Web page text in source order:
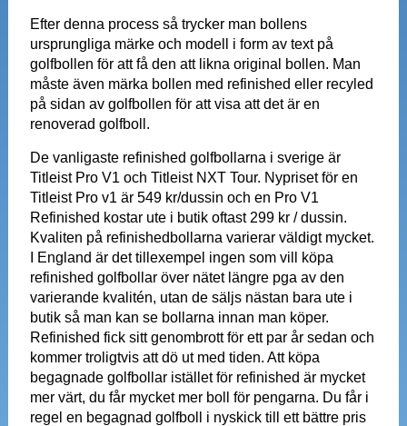
Efter denna process så trycker man bollens
ursprungliga märke och modell i form av text på
golfbollen för att få den att likna original bollen. Man
måste även märka bollen med refinished eller recyled
på sidan av golfbollen för att visa att det är en
renoverad golfboll.
De vanligaste refinished golfbollarna i sverige är
Titleist Pro V1 och Titleist NXT Tour. Nypriset för en
Titleist Pro v1 är 549 kr/dussin och en Pro V1
Refinished kostar ute i butik oftast 299 kr / dussin.
Kvaliten på refinishedbollarna varierar väldigt mycket.
I England är det tillexempel ingen som vill köpa
refinished golfbollar över nätet längre pga av den
varierande kvalitén, utan de säljs nästan bara ute i
butik så man kan se bollarna innan man köper.
Refinished fick sitt genombrott för ett par år sedan och
kommer troligtvis att dö ut med tiden. Att köpa
begagnade golfbollar istället för refinished är mycket
mer värt, du får mycket mer boll för pengarna. Du får i
regel en begagnad golfboll i nyskick till ett bättre pris